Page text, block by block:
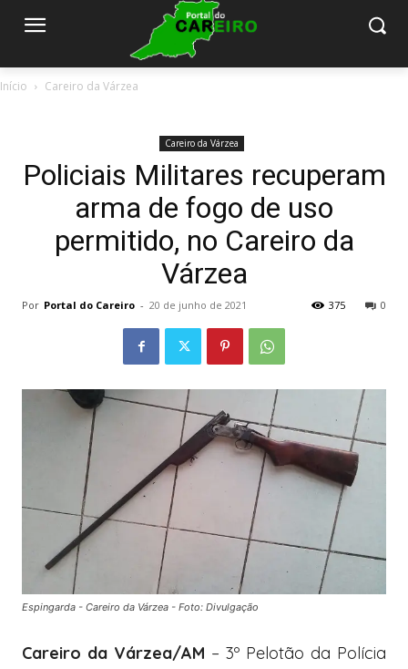
Início Careiro da Várzea
Careiro da Várzea
Policiais Militares recuperam
arma de fogo de uso
permitido, no Careiro da
Várzea
Por Portal do Careiro - 20 de junho de 2021 0
375
Espingarda - Careiro da Várzea - Foto: Divulgação
Careiro da Várzea/AM – 3º Pelotão da Polícia